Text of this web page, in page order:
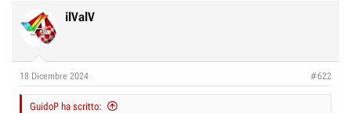
ilValV
18 Dicembre 2024 #622
GuidoP ha scritto: